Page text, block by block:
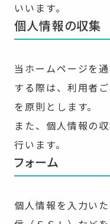
いいます。
個人情報の収集
当ホームページを
する際は、利用者
を原則とします。
また、個人情報の
行います。
フォーム
個人情報を入力い